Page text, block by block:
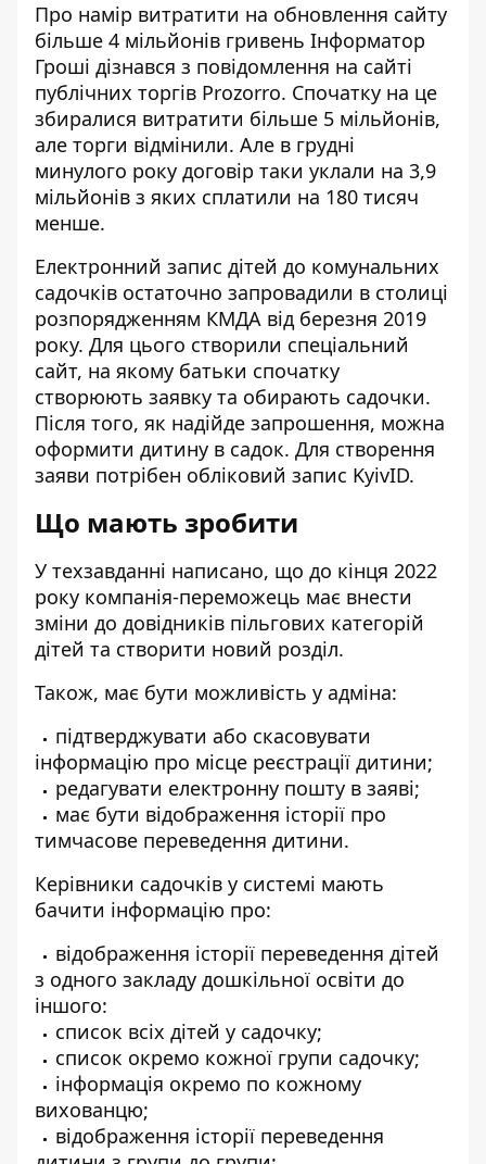
Про намір витратити на обновлення сайту
більше 4 мільйонів гривень Інформатор
Гроші дізнався з повідомлення на сайті
публічних торгів Prozorro. Спочатку на це
збиралися витратити більше 5 мільйонів,
але торги відмінили. Але в грудні
минулого року договір таки уклали на 3,9
мільйонів з яких сплатили на 180 тисяч
менше.
Електронний запис дітей до комунальних
садочків остаточно запровадили в столиці
розпорядженням КМДА від березня 2019
року. Для цього створили спеціальний
сайт, на якому батьки спочатку
створюють заявку та обирають садочки.
Після того, як надійде запрошення, можна
оформити дитину в садок. Для створення
заяви потрібен обліковий запис KyivID.
Що мають зробити
У техзавданні написано, що до кінця 2022
року компанія-переможець має внести
зміни до довідників пільгових категорій
дітей та створити новий розділ.
Також, має бути можливість у адміна:
підтверджувати або скасовувати
інформацію про місце реєстрації дитини;
редагувати електронну пошту в заяві;
має бути відображення історії про
тимчасове переведення дитини.
Керівники садочків у системі мають
бачити інформацію про:
відображення історії переведення дітей
з одного закладу дошкільної освіти до
іншого:
список всіх дітей у садочку;
список окремо кожної групи садочку;
інформація окремо по кожному
вихованцю;
відображення історії переведення